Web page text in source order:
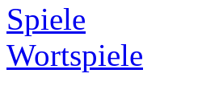
Spiele
Wortspiele